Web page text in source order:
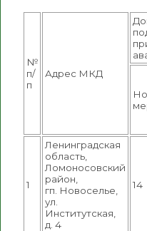
№
п/
п
Адрес МКД
1
Ленинградская
область,
Ломоносовский
район,
гп. Новоселье,
ул.
Институтская,
д. 4
14